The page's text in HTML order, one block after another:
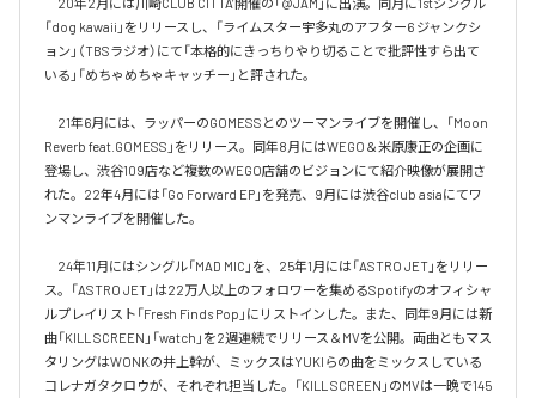
20年2月には川崎CLUB CITTA’開催の「@JAM」に出演。同月に1stシングル
「dog kawaii」をリリースし、「ライムスター宇多丸のアフター6 ジャンクシ
ョン」（TBSラジオ）にて「本格的にきっちりやり切ることで批評性すら出て
いる」「めちゃめちゃキャッチー」と評された。
21年6月には、ラッパーのGOMESSとのツーマンライブを開催し、「Moon
Reverb feat.GOMESS」をリリース。同年8月にはWEGO＆米原康正の企画に
登場し、渋谷109店など複数のWEGO店舗のビジョンにて紹介映像が展開さ
れた。22年4月には「Go Forward EP」を発売、9月には渋谷club asiaにてワ
ンマンライブを開催した。
24年11月にはシングル「MAD MIC」を、25年1月には「ASTRO JET」をリリー
ス。「ASTRO JET」は22万人以上のフォロワーを集めるSpotifyのオフィシャ
ルプレイリスト「Fresh Finds Pop」にリストインした。また、同年9月には新
曲「KILL SCREEN」「watch」を2週連続でリリース＆MVを公開。両曲ともマス
タリングはWONKの井上幹が、ミックスはYUKIらの曲をミックスしている
コレナガタクロウが、それぞれ担当した。「KILL SCREEN」のMVは一晩で145